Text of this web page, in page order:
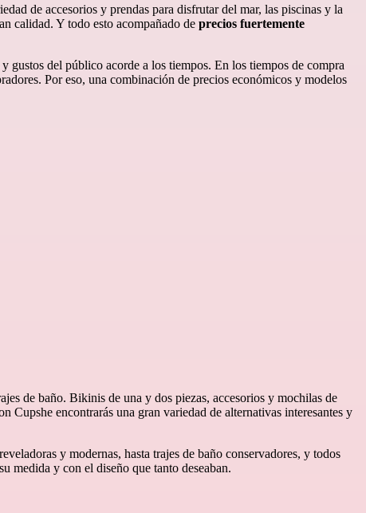
de accesorios y prendas para disfrutar del mar, las piscinas y la
calidad. Y todo esto acompañado de precios fuertemente
y gustos del público acorde a los tiempos. En los tiempos de compra
Por eso, una combinación de precios económicos y modelos
de baño. Bikinis de una y dos piezas, accesorios y mochilas de
Cupshe encontrarás una gran variedad de alternativas interesantes y
y modernas, hasta trajes de baño conservadores, y todos
medida y con el diseño que tanto deseaban.